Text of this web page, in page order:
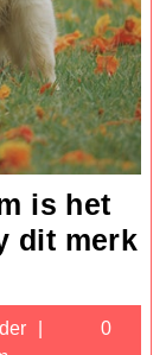
is het
dit merk
Sander
0